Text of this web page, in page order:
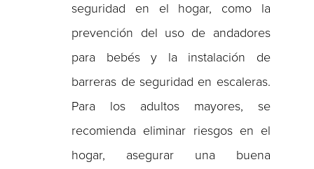
seguridad en el hogar, como la
prevención del uso de andadores
para bebés y la instalación de
barreras de seguridad en escaleras.
Para los adultos mayores, se
recomienda eliminar riesgos en el
hogar, asegurar una buena